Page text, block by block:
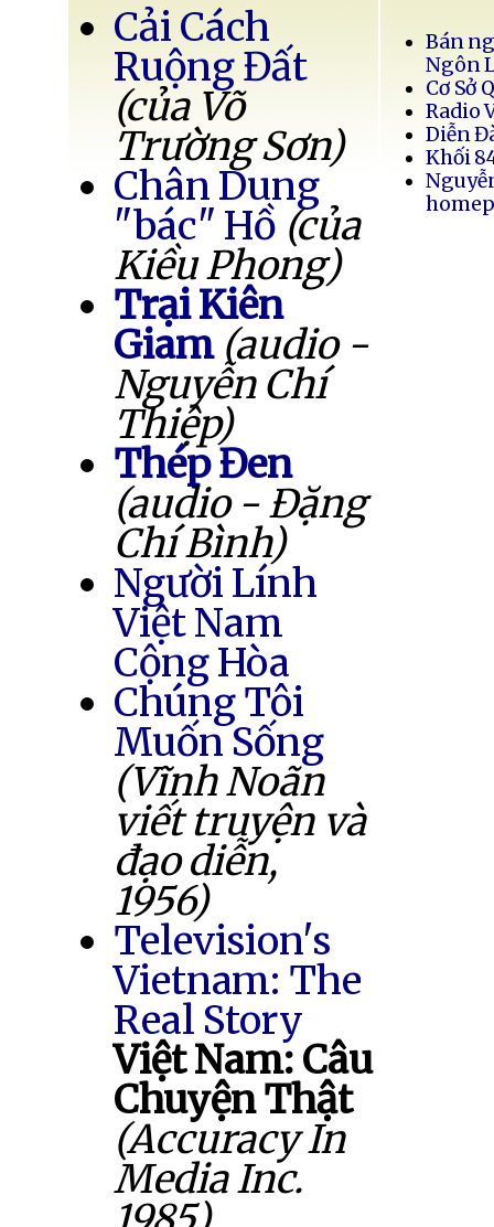
Cải Cách
Ruộng Đất
(của Võ
Trường Sơn)
Chân Dung
"bác" Hồ (của
Kiều Phong)
Trại Kiên
Giam (audio -
Nguyễn Chí
Thiệp)
Thép Đen
(audio - Đặng
Chí Bình)
Người Lính
Việt Nam
Cộng Hòa
Chúng Tôi
Muốn Sống
(Vĩnh Noãn
viết truyện và
đạo diễn,
1956)
Television's
Vietnam: The
Real Story
Việt Nam: Câu
Chuyện Thật
(Accuracy In
Media Inc.
Bán
Ngôn
Cơ Sở
Radio
Diễn
Khối